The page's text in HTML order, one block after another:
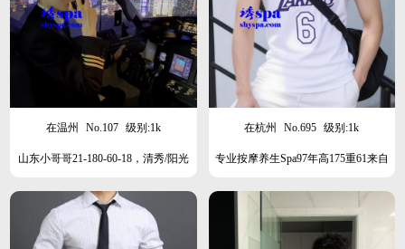
在温州 No.107 级别:1k
山东小哥哥21-180-60-18，清秀/阳光
在杭州 No.695 级别:1k
专业按摩养生Spa97年高175重61来自